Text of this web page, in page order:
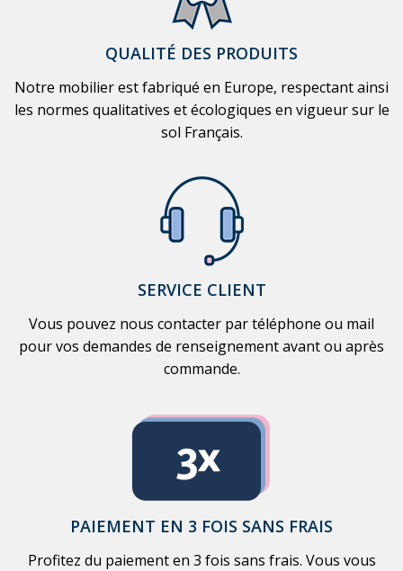
QUALITÉ DES PRODUITS
Notre mobilier est fabriqué en Europe, respectant ainsi
les normes qualitatives et écologiques en vigueur sur le
sol Français.
SERVICE CLIENT
Vous pouvez nous contacter par téléphone ou mail
pour vos demandes de renseignement avant ou après
commande.
PAIEMENT EN 3 FOIS SANS FRAIS
Profitez du paiement en 3 fois sans frais. Vous vous